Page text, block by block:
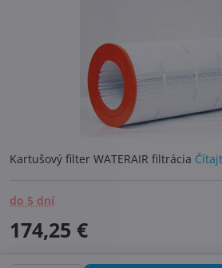
Kartušový filter WATERAIR filtrácia
do 5 dní
174,25 €